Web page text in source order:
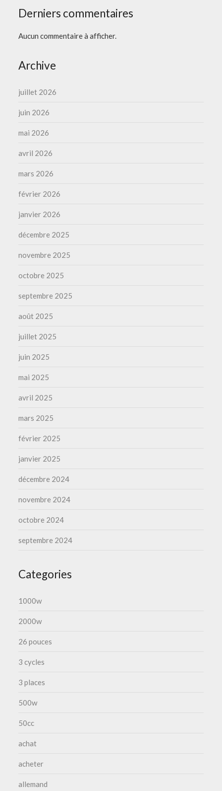
Derniers commentaires
Aucun commentaire à afficher.
Archive
juillet 2026
juin 2026
mai 2026
avril 2026
mars 2026
février 2026
janvier 2026
décembre 2025
novembre 2025
octobre 2025
septembre 2025
août 2025
juillet 2025
juin 2025
mai 2025
avril 2025
mars 2025
février 2025
janvier 2025
décembre 2024
novembre 2024
octobre 2024
septembre 2024
Categories
1000w
2000w
26 pouces
3 cycles
3 places
500w
50cc
achat
acheter
allemand